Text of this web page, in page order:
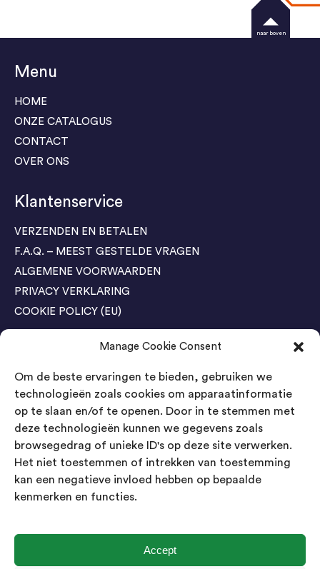
Manage Cookie Consent
Om de beste ervaringen te bieden, gebruiken we
technologieën zoals cookies om apparaatinformatie
op te slaan en/of te openen. Door in te stemmen met
deze technologieën kunnen we gegevens zoals
browsegedrag of unieke ID's op deze site verwerken.
Het niet toestemmen of intrekken van toestemming
kan een negatieve invloed hebben op bepaalde
kenmerken en functies.
Accept
Menu
HOME
ONZE CATALOGUS
CONTACT
OVER ONS
Klantenservice
VERZENDEN EN BETALEN
F.A.Q. – MEEST GESTELDE VRAGEN
ALGEMENE VOORWAARDEN
PRIVACY VERKLARING
COOKIE POLICY (EU)
Agenda Trade Shows
04-05 November / SVG FAIR Winterswijk
Bestel GRATIS kaarten
24-26 March / IAW Trade Fair - Cologne
Bestel GRATIS kaarten
Contact
naar boven